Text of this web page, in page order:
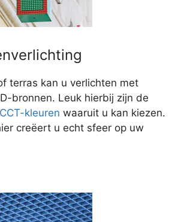
terras kan u verlichten met
bronnen. Leuk hierbij zijn de
CCT-kleuren waaruit u kan kiezen.
creëert u echt sfeer op uw